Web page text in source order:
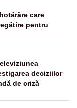
care
pentru
deciziilor
de criză